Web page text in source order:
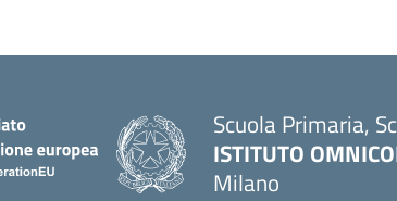
Scuola Primaria,
ISTITUTO
Milano